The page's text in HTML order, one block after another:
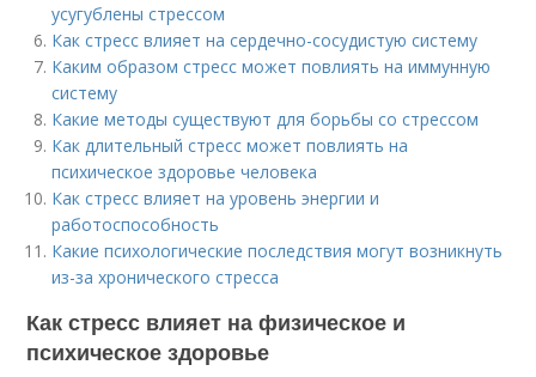
усугублены стрессом
Как стресс влияет на сердечно-сосудистую систему
Каким образом стресс может повлиять на иммунную
систему
Какие методы существуют для борьбы со стрессом
Как длительный стресс может повлиять на
психическое здоровье человека
Как стресс влияет на уровень энергии и
работоспособность
Какие психологические последствия могут возникнуть
из-за хронического стресса
Как стресс влияет на физическое и
психическое здоровье